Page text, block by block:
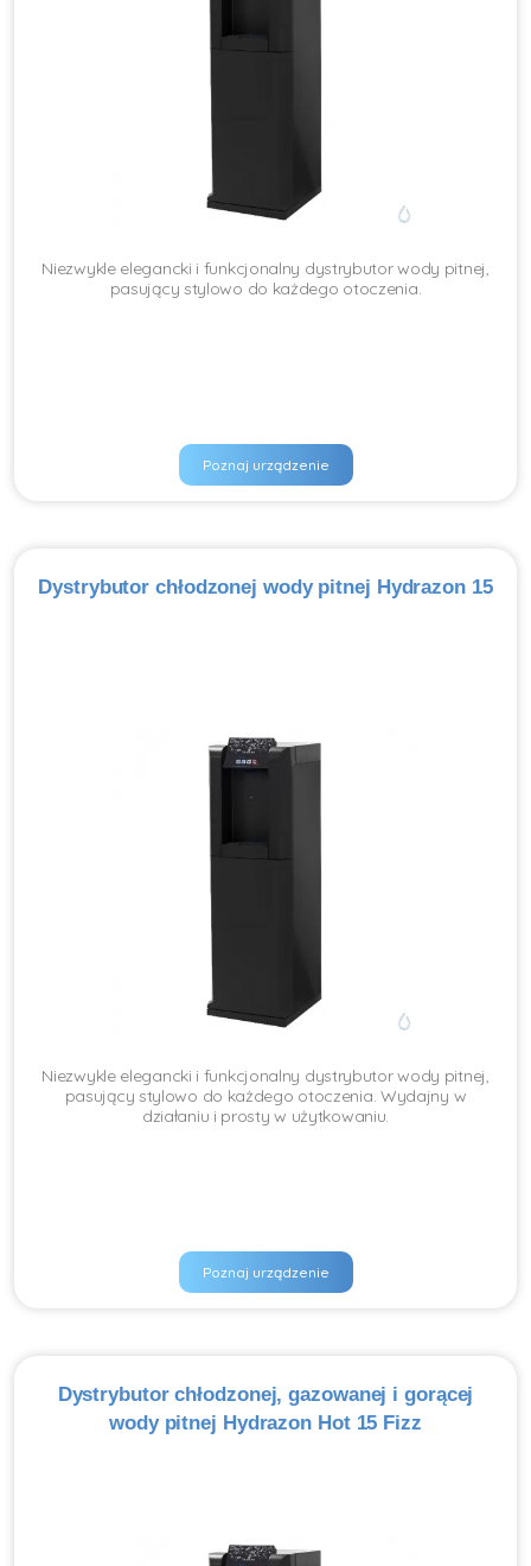
Niezwykle elegancki i funkcjonalny dystrybutor wody pitnej,
pasujący stylowo do każdego otoczenia.
Poznaj urządzenie
Dystrybutor chłodzonej wody pitnej Hydrazon 15
Niezwykle elegancki i funkcjonalny dystrybutor wody pitnej,
pasujący stylowo do każdego otoczenia. Wydajny w
działaniu i prosty w użytkowaniu.
Poznaj urządzenie
Dystrybutor chłodzonej, gazowanej i gorącej
wody pitnej Hydrazon Hot 15 Fizz